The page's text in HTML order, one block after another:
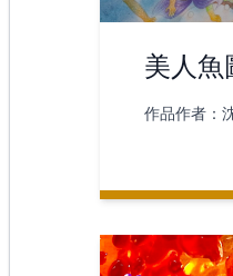
美人魚
魚反轉
作品作者：
類別：插畫